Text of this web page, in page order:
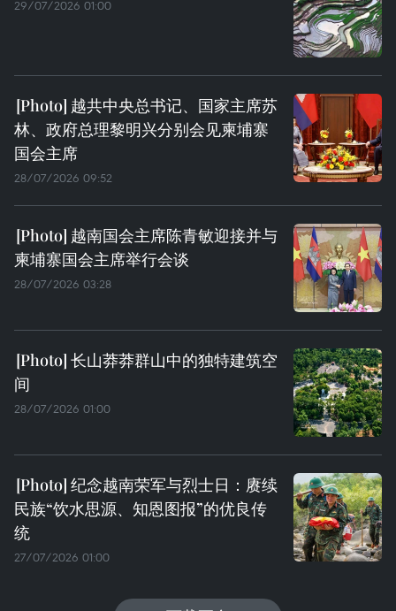
29/07/2026 01:00
越共中央总书记、国家主席苏
林、政府总理黎明兴分别会见柬埔寨
国会主席
28/07/2026 09:52
越南国会主席陈青敏迎接并与
柬埔寨国会主席举行会谈
28/07/2026 03:28
长山莽莽群山中的独特建筑空
间
28/07/2026 01:00
纪念越南荣军与烈士日：赓续
民族“饮水思源、知恩图报”的优良传
统
27/07/2026 01:00